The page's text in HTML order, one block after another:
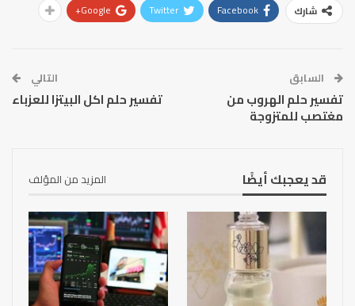
شارك Facebook
Twitter
Google+
السابق
تفسير حلم الهروب من
مغتصب للمتزوجة
التالي
تفسير حلم اكل البيتزا للعزباء
قد يعجبك أيضًا المزيد من المؤلف